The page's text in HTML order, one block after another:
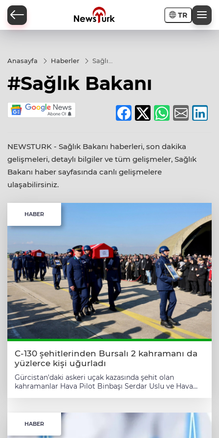
TR
Anasayfa Haberler
Sağlık
#Sağlık Bakanı
NEWSTURK - Sağlık Bakanı haberleri, son dakika
gelişmeleri, detaylı bilgiler ve tüm gelişmeler, Sağlık
Bakanı haber sayfasında canlı gelişmelere
ulaşabilirsiniz.
HABER
C-130 şehitlerinden Bursalı 2 kahramanı da
yüzlerce kişi uğurladı
Gürcistan'daki askeri uçak kazasında şehit olan
kahramanlar Hava Pilot Binbaşı Serdar Uslu ve Hava
düzenlenen törenlerle ebediyete uğurlandı. BURSA
(İGFA) - Gürcistan’da düşen askeri nakliye uçağında
hayatını kaybeden Hava Pilot Binbaşı Serdar Uslu ve
HABER